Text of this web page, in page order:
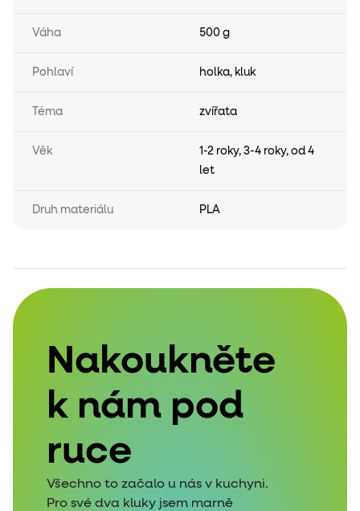
Váha 500 g
Pohlaví holka, kluk
Téma zvířata
Věk 1-2 roky, 3-4 roky, od 4
let
Druh materiálu PLA
Nakoukněte
k nám pod
ruce
Všechno to začalo u nás v kuchyni.
Pro své dva kluky jsem marně